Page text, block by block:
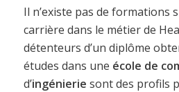
Il n’existe pas de formations
carrière dans le métier de
détenteurs d’un diplôme
études dans une école de
d’ingénierie sont des profils